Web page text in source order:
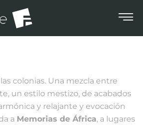
a la calidez de
colonias. Una mezcla entre
un estilo mestizo, de acabados
y relajante y evocación
a Memorias de África, a lugares